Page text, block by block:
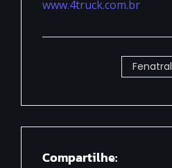
www.4truck.com.br
Fenatral
Compartilhe: